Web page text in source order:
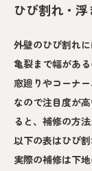
ひび割れ・
外壁のひび割れ
亀裂まで幅があ
窓廻りやコーナ
なので注目度が
ると、補修の方
以下の表はひび
実際の補修は下